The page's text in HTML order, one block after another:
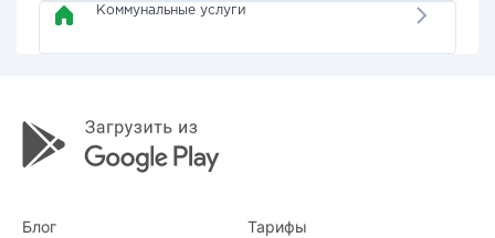
Коммунальные услуги
Блог Тарифы